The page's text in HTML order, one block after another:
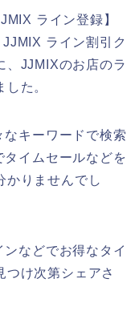
ライン登録】
ライン割引ク
、JJMIXのお店のラ
た。
キーワードで検索
イムセールなどを
かりませんでし
などでお得なタイ
つけ次第シェアさ